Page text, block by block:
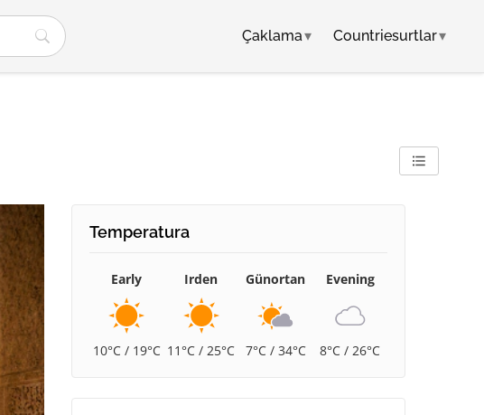
Çaklama▾ Countriesurtlar▾
Temperatura
Early
10°C / 19°C
Irden
11°C / 25°C
Günortan
7°C / 34°C
Evening
8°C / 26°C